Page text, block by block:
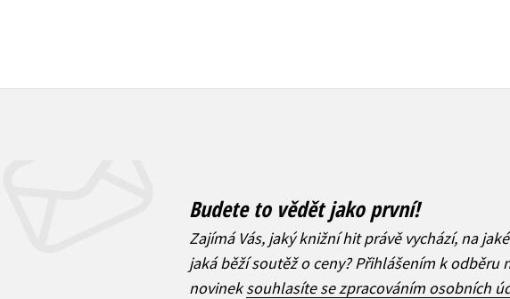
Budete to vědět jako první!
Zajímá Vás, jaký knižní hit právě vychází, na
jaká běží soutěž o ceny? Přihlášením k odběru
novineksouhlasíte se zpracováním osobních